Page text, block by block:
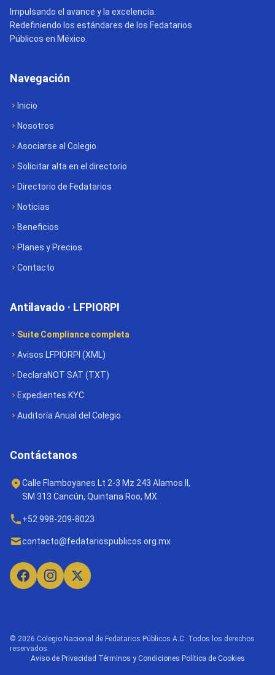
Impulsando el avance y la excelencia:
Redefiniendo los estándares de los Fedatarios
Públicos en México.
Navegación
Inicio
Nosotros
Asociarse al Colegio
Solicitar alta en el directorio
Directorio de Fedatarios
Noticias
Beneficios
Planes y Precios
Contacto
Antilavado · LFPIORPI
Suite Compliance completa
Avisos LFPIORPI (XML)
DeclaraNOT SAT (TXT)
Expedientes KYC
Auditoría Anual del Colegio
Contáctanos
Calle Flamboyanes Lt 2-3 Mz 243 Alamos II,
SM 313 Cancún, Quintana Roo, MX.
+52 998-209-8023
contacto@fedatariospublicos.org.mx
© 2026 Colegio Nacional de Fedatarios Públicos A.C. Todos los derechos
reservados.
Aviso de Privacidad Términos y Condiciones Política de Cookies